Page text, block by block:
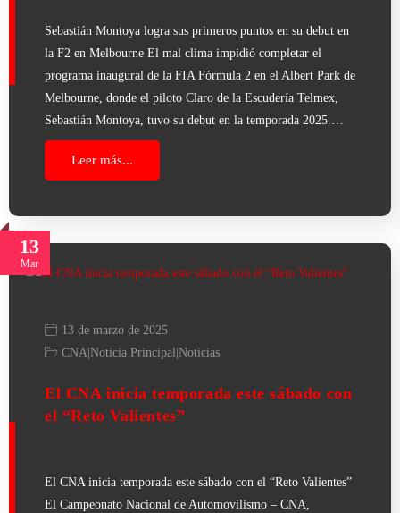
Sebastián Montoya logra sus primeros puntos en su debut en
la F2 en Melbourne El mal clima impidió completar el
programa inaugural de la FIA Fórmula 2 en el Albert Park de
Melbourne, donde el piloto Claro de la Escudería Telmex,
Sebastián Montoya, tuvo su debut en la temporada 2025.…
Leer más...
13
Mar
13 de marzo de 2025
CNA Noticia Principal Noticias
El CNA inicia temporada este sábado con
el “Reto Valientes”
El CNA inicia temporada este sábado con el “Reto Valientes”
El Campeonato Nacional de Automovilismo – CNA,